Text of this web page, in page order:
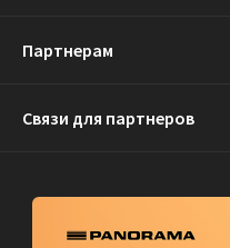
Партнерам
Связи для партнеров